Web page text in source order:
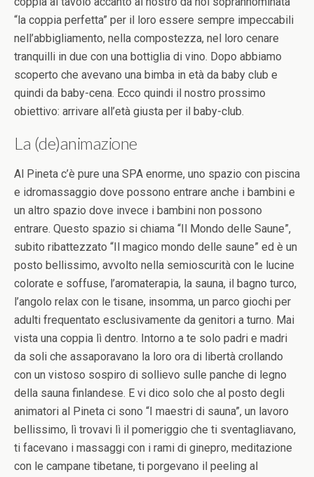
“la coppia perfetta” per il loro essere sempre impeccabili
nell’abbigliamento, nella compostezza, nel loro cenare
tranquilli in due con una bottiglia di vino. Dopo abbiamo
scoperto che avevano una bimba in età da baby club e
quindi da baby-cena. Ecco quindi il nostro prossimo
obiettivo: arrivare all’età giusta per il baby-club.
La (de)animazione
Al Pineta c’è pure una SPA enorme, uno spazio con piscina
e idromassaggio dove possono entrare anche i bambini e
un altro spazio dove invece i bambini non possono
entrare. Questo spazio si chiama “Il Mondo delle Saune”,
subito ribattezzato “Il magico mondo delle saune” ed è un
posto bellissimo, avvolto nella semioscurità con le lucine
colorate e soffuse, l’aromaterapia, la sauna, il bagno turco,
l’angolo relax con le tisane, insomma, un parco giochi per
adulti frequentato esclusivamente da genitori a turno. Mai
vista una coppia lì dentro. Intorno a te solo padri e madri
da soli che assaporavano la loro ora di libertà crollando
con un vistoso sospiro di sollievo sulle panche di legno
della sauna finlandese. E vi dico solo che al posto degli
animatori al Pineta ci sono “I maestri di sauna”, un lavoro
bellissimo, lì trovavi lì il pomeriggio che ti sventagliavano,
ti facevano i massaggi con i rami di ginepro, meditazione
con le campane tibetane, ti porgevano il peeling al